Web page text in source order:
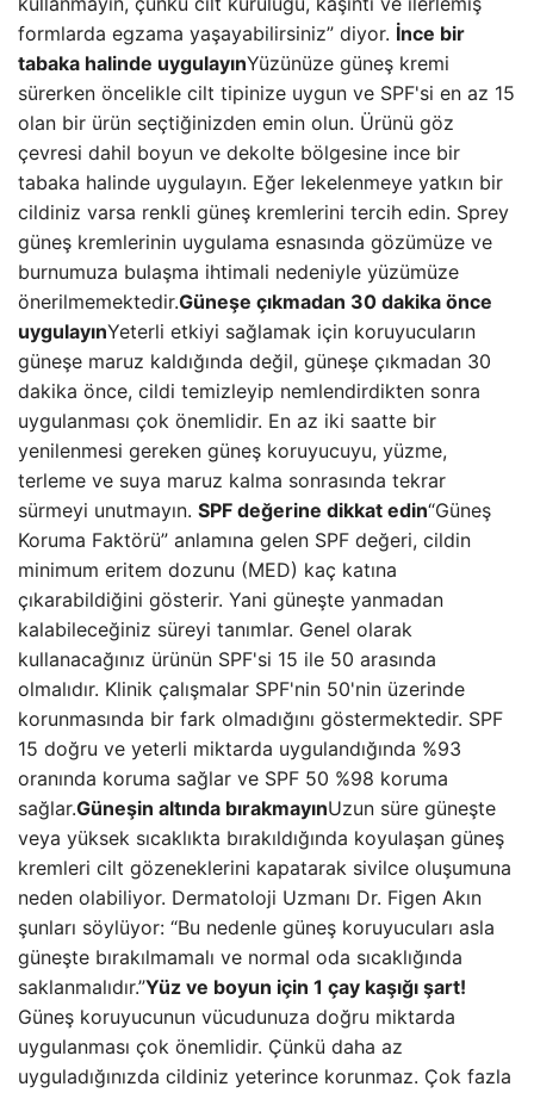
formlarda egzama yaşayabilirsiniz” diyor. İnce bir
tabaka halinde uygulayınYüzünüze güneş kremi
sürerken öncelikle cilt tipinize uygun ve SPF'si en az 15
olan bir ürün seçtiğinizden emin olun. Ürünü göz
çevresi dahil boyun ve dekolte bölgesine ince bir
tabaka halinde uygulayın. Eğer lekelenmeye yatkın bir
cildiniz varsa renkli güneş kremlerini tercih edin. Sprey
güneş kremlerinin uygulama esnasında gözümüze ve
burnumuza bulaşma ihtimali nedeniyle yüzümüze
önerilmemektedir.Güneşe çıkmadan 30 dakika önce
uygulayınYeterli etkiyi sağlamak için koruyucuların
güneşe maruz kaldığında değil, güneşe çıkmadan 30
dakika önce, cildi temizleyip nemlendirdikten sonra
uygulanması çok önemlidir. En az iki saatte bir
yenilenmesi gereken güneş koruyucuyu, yüzme,
terleme ve suya maruz kalma sonrasında tekrar
sürmeyi unutmayın. SPF değerine dikkat edin“Güneş
Koruma Faktörü” anlamına gelen SPF değeri, cildin
minimum eritem dozunu (MED) kaç katına
çıkarabildiğini gösterir. Yani güneşte yanmadan
kalabileceğiniz süreyi tanımlar. Genel olarak
kullanacağınız ürünün SPF'si 15 ile 50 arasında
olmalıdır. Klinik çalışmalar SPF'nin 50'nin üzerinde
korunmasında bir fark olmadığını göstermektedir. SPF
15 doğru ve yeterli miktarda uygulandığında %93
oranında koruma sağlar ve SPF 50 %98 koruma
sağlar.Güneşin altında bırakmayınUzun süre güneşte
veya yüksek sıcaklıkta bırakıldığında koyulaşan güneş
kremleri cilt gözeneklerini kapatarak sivilce oluşumuna
neden olabiliyor. Dermatoloji Uzmanı Dr. Figen Akın
şunları söylüyor: “Bu nedenle güneş koruyucuları asla
güneşte bırakılmamalı ve normal oda sıcaklığında
saklanmalıdır.”Yüz ve boyun için 1 çay kaşığı şart!
Güneş koruyucunun vücudunuza doğru miktarda
uygulanması çok önemlidir. Çünkü daha az
uyguladığınızda cildiniz yeterince korunmaz. Çok fazla